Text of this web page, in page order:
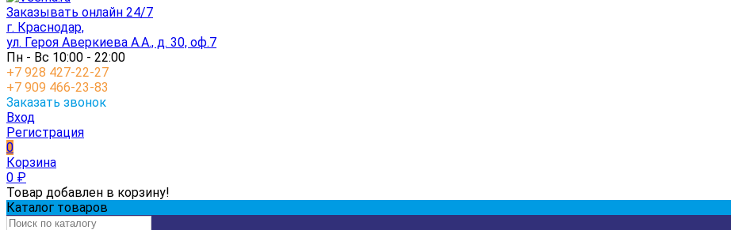
Заказывать онлайн 24/7
г. Краснодар,
ул. Героя Аверкиева А.А., д. 30, оф.7
Пн - Вс 10:00 - 22:00
+7 928 427-22-27
+7 909 466-23-83
Заказать звонок
Вход
Регистрация
0
Корзина
0 ₽
Товар добавлен в корзину!
Каталог товаров